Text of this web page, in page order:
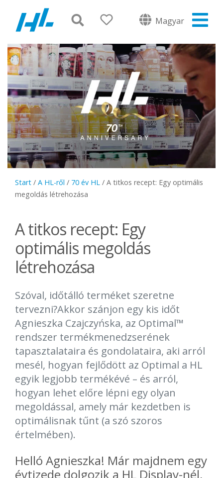
Magyar
Start / A HL-ről / 70 év HL / A titkos recept: Egy optimális
megoldás létrehozása
A titkos recept: Egy
optimális megoldás
létrehozása
Szóval, időtálló terméket szeretne
tervezni?Akkor szánjon egy kis időt
Agnieszka Czajczyńska, az Optimal™
rendszer termékmenedzserének
tapasztalataira és gondolataira, aki arról
mesél, hogyan fejlődött az Optimal a HL
egyik legjobb termékévé – és arról,
hogyan lehet előre lépni egy olyan
megoldással, amely már kezdetben is
optimálisnak tűnt (a szó szoros
értelmében).
Helló Agnieszka! Már majdnem egy
évtizede dolgozik a HL Display-nél,